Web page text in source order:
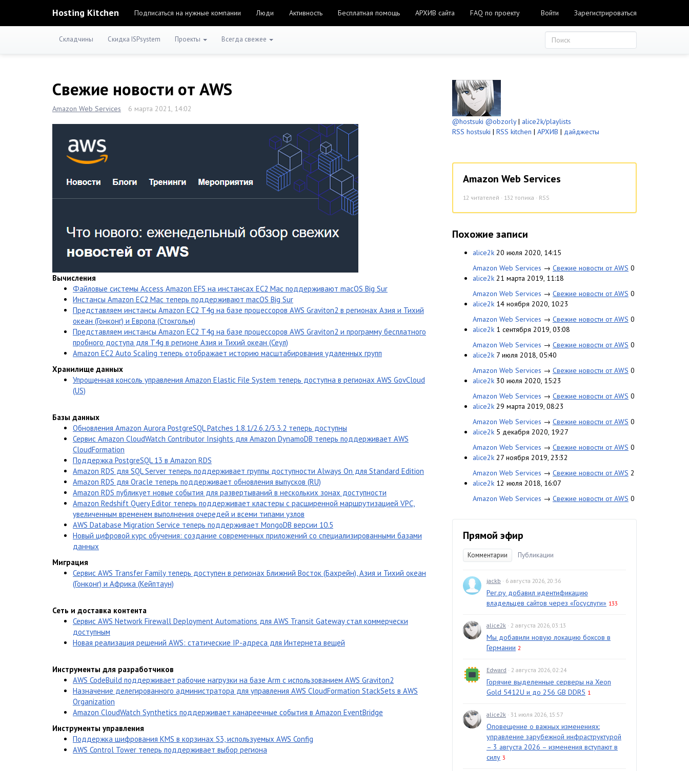
Hosting Kitchen Подписаться на нужные компании Люди Активность Бесплатная помощь АРХИВ сайта FAQ по проекту Войти Зарегистрироваться
Складчины Скидка ISPsystem Проекты Всегда свежее
Свежие новости от AWS
Amazon Web Services 6 марта 2021, 14:02
Вычисления
Файловые системы Access Amazon EFS на инстансах EC2 Mac поддерживают macOS Big Sur
Инстансы Amazon EC2 Mac теперь поддерживают macOS Big Sur
Представляем инстансы Amazon EC2 T4g на базе процессоров AWS Graviton2 в регионах Азия и Тихий
океан (Гонконг) и Европа (Стокгольм)
Представляем инстансы Amazon EC2 T4g на базе процессоров AWS Graviton2 и программу бесплатного
пробного доступа для T4g в регионе Азия и Тихий океан (Сеул)
Amazon EC2 Auto Scaling теперь отображает историю масштабирования удаленных групп
Хранилище данных
Упрощенная консоль управления Amazon Elastic File System теперь доступна в регионах AWS GovCloud
(US)
Базы данных
Обновления Amazon Aurora PostgreSQL Patches 1.8.1/2.6.2/3.3.2 теперь доступны
Сервис Amazon CloudWatch Contributor Insights для Amazon DynamoDB теперь поддерживает AWS
CloudFormation
Поддержка PostgreSQL 13 в Amazon RDS
Amazon RDS для SQL Server теперь поддерживает группы доступности Always On для Standard Edition
Amazon RDS для Oracle теперь поддерживает обновления выпусков (RU)
Amazon RDS публикует новые события для развертываний в нескольких зонах доступности
Amazon Redshift Query Editor теперь поддерживает кластеры с расширенной маршрутизацией VPC,
увеличенным временем выполнения очередей и всеми типами узлов
AWS Database Migration Service теперь поддерживает MongoDB версии 10.5
Новый цифровой курс обучения: создание современных приложений со специализированными базами
данных
Миграция
Сервис AWS Transfer Family теперь доступен в регионах Ближний Восток (Бахрейн), Азия и Тихий океан
(Гонконг) и Африка (Кейптаун)
Сеть и доставка контента
Сервис AWS Network Firewall Deployment Automations для AWS Transit Gateway стал коммерчески
доступным
Новая реализация решений AWS: статические IP-адреса для Интернета вещей
Инструменты для разработчиков
AWS CodeBuild поддерживает рабочие нагрузки на базе Arm с использованием AWS Graviton2
Назначение делегированного администратора для управления AWS CloudFormation StackSets в AWS
Organization
Amazon CloudWatch Synthetics поддерживает канареечные события в Amazon EventBridge
Инструменты управления
Поддержка шифрования KMS в корзинах S3, используемых AWS Config
AWS Control Tower теперь поддерживает выбор региона
@hostsuki @obzorly| alice2k/playlists
RSS hostsuki | RSS kitchen | АРХИВ | дайджесты
Amazon Web Services
12 читателей · 132 топика · RSS
Похожие записи
alice2k 20 июля 2020, 14:15
Amazon Web Services → Свежие новости от AWS 0
alice2k 21 марта 2019, 11:18
Amazon Web Services → Свежие новости от AWS 0
alice2k 14 ноября 2020, 10:23
Amazon Web Services → Свежие новости от AWS 0
alice2k 1 сентября 2019, 03:08
Amazon Web Services → Свежие новости от AWS 0
alice2k 7 июля 2018, 05:40
Amazon Web Services → Свежие новости от AWS 0
alice2k 30 июля 2020, 15:23
Amazon Web Services → Свежие новости от AWS 0
alice2k 29 марта 2019, 08:23
Amazon Web Services → Свежие новости от AWS 0
alice2k 5 декабря 2020, 19:27
Amazon Web Services → Свежие новости от AWS 0
alice2k 27 ноября 2019, 23:32
Amazon Web Services → Свежие новости от AWS 2
alice2k 12 июля 2018, 16:07
Amazon Web Services → Свежие новости от AWS 0
Прямой эфир
Комментарии Публикации
jackb · 6 августа 2026, 20:36
Рег.ру добавил идентификацию
владельцев сайтов через «Госуслуги» 133
alice2k · 2 августа 2026, 03:13
Мы добавили новую локацию боксов в
Германии 2
Edward · 2 августа 2026, 02:24
Горячие выделенные серверы на Xeon
Gold 5412U и до 256 GB DDR5 1
alice2k · 31 июля 2026, 15:57
Оповещение о важных изменениях:
управление зарубежной инфраструктурой
– 3 августа 2026 – изменения вступают в
силу 3